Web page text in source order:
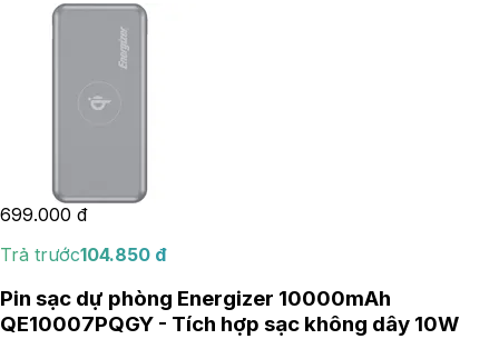
699.000 đ
Trả trước104.850 đ
Pin sạc dự phòng Energizer 10000mAh
QE10007PQGY - Tích hợp sạc không dây 10W